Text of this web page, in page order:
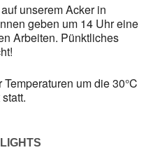
unserem Acker in
geben um 14 Uhr eine
Arbeiten. Pünktliches
um die 30°C